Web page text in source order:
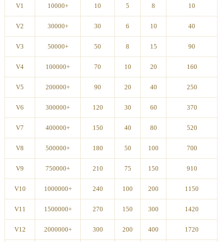
V1 10000+ 10 5 8 10
V2 30000+ 30 6 10 40
V3 50000+ 50 8 15 90
V4 100000+ 70 10 20 160
V5 200000+ 90 20 40 250
V6 300000+ 120 30 60 370
V7 400000+ 150 40 80 520
V8 500000+ 180 50 100 700
V9 750000+ 210 75 150 910
V10 1000000+ 240 100 200 1150
V11 1500000+ 270 150 300 1420
V12 2000000+ 300 200 400 1720